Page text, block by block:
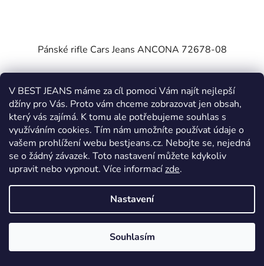
V BEST JEANS máme za cíl pomoci Vám najít nejlepší
džíny pro Vás. Proto vám chceme zobrazovat jen obsah,
který vás zajímá. K tomu ale potřebujeme souhlas s
využíváním cookies. Tím nám umožníte používat údaje o
vašem prohlížení webu bestjeans.cz. Nebojte se, nejedná
se o žádný závazek. Toto nastavení můžete kdykoliv
upravit nebo vypnout. Více informacízde.
Nastavení
Souhlasím
Pánské rifle Cars Jeans ANCONA 72678-08
1 699 Kč
DETAIL